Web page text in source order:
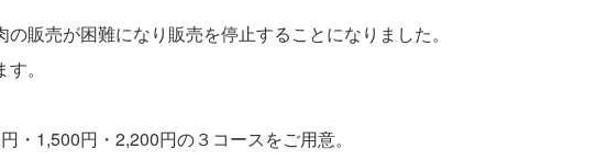
の販売が困難になり販売を停止することになりました。
。
・1,500円・2,200円の３コースをご用意。